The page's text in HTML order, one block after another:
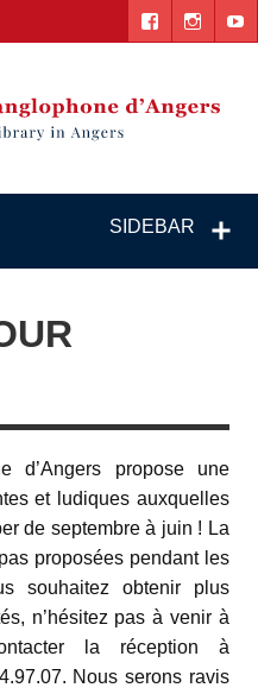
language
SIDEBAR
d’Angers propose une
et ludiques auxquelles
de septembre à juin ! La
proposées pendant les
souhaitez obtenir plus
n’hésitez pas à venir à
la réception à
Nous serons ravis